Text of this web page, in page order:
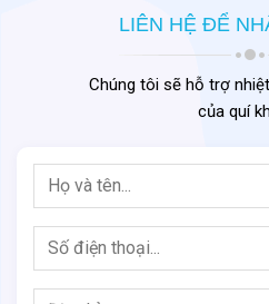
Định mức thi công
tối thiểu 2 lớp
Định mức trung bình:~1 kg/m²/lớp
Ưu điểm của SikaTop
Lớp phủ chống thấm
Bám dính tốttrên bề mặt bê tông
LIÊN HỆ ĐỂ
Chúng tôi sẽ hỗ trợ
của quí